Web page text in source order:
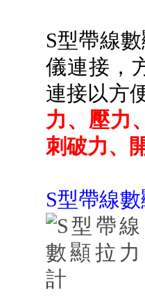
S型帶線
儀連接
連接以方
力、壓力
刺破力
S型帶線